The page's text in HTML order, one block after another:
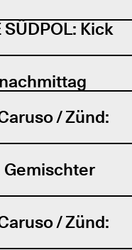
SÜDPOL: Kick
/ Zünd:
Gemischter
/ Zünd: